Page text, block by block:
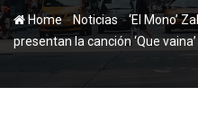
Home-Noticias-‘El Mono’
presentan la canción ‘Que vaina’